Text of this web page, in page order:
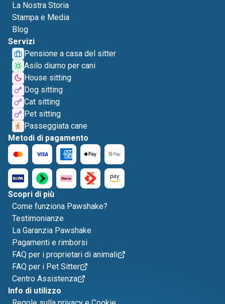
La Nostra Storia
Stampa e Media
Blog
Servizi
Pensione a casa del sitter
Asilo diurno per cani
House sitting
Dog sitting
Cat sitting
Pet sitting
Passeggiata cane
Metodi di pagamento
Scopri di più
Come funziona Pawshake?
Testimonianze
La Garanzia Pawshake
Pagamenti e rimborsi
FAQ per i proprietari di animali
FAQ per i Pet Sitter
Centro Assistenza
Info di utilizzo